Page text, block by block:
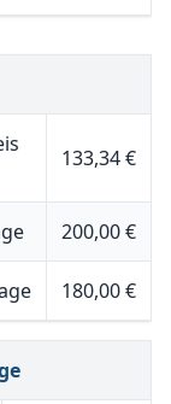
133,34 €
200,00 €
180,00 €